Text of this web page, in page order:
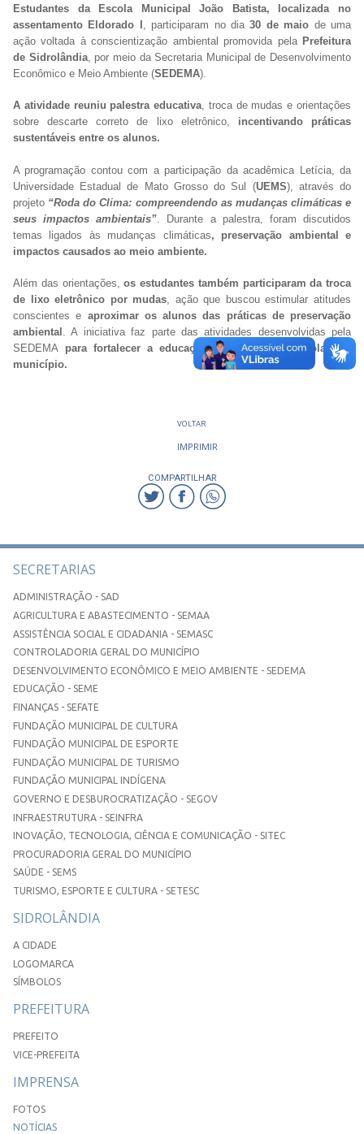
Estudantes da Escola Municipal João Batista, localizada no
assentamento Eldorado I , participaram no dia30 de maio de uma
ação voltada à conscientização ambiental promovida pela Prefeitura
de Sidrolândia, por meio da Secretaria Municipal de Desenvolvimento
Econômico e Meio Ambiente (SEDEMA).
A atividade reuniu palestra educativa, troca de mudas e orientações
sobre descarte correto de lixo eletrônico, incentivando práticas
sustentáveis entre os alunos.
A programação contou com a participação da acadêmica Letícia, da
Universidade Estadual de Mato Grosso do Sul (UEMS), através do
projeto “Roda do Clima: compreendendo as mudanças climáticas e
seus impactos ambientais” . Durante a palestra, foram discutidos
temas ligados às mudanças climáticas, preservação ambiental e
impactos causados ao meio ambiente.
Além das orientações, os estudantes também participaram da troca
de lixo eletrônico por mudas , ação que buscou estimular atitudes
conscientes e aproximar os alunos das práticas de preservação
ambiental
. A iniciativa faz parte das atividades desenvolvidas pela
SEDEMA para fortalecer a educação ambiental nas escolas do
município.
VOLTAR
IMPRIMIR
COMPARTILHAR
SECRETARIAS
ADMINISTRAÇÃO - SAD
AGRICULTURA E ABASTECIMENTO - SEMAA
ASSISTÊNCIA SOCIAL E CIDADANIA - SEMASC
CONTROLADORIA GERAL DO MUNICÍPIO
DESENVOLVIMENTO ECONÔMICO E MEIO AMBIENTE - SEDEMA
EDUCAÇÃO - SEME
FINANÇAS - SEFATE
FUNDAÇÃO MUNICIPAL DE CULTURA
FUNDAÇÃO MUNICIPAL DE ESPORTE
FUNDAÇÃO MUNICIPAL DE TURISMO
FUNDAÇÃO MUNICIPAL INDÍGENA
GOVERNO E DESBUROCRATIZAÇÃO - SEGOV
INFRAESTRUTURA - SEINFRA
INOVAÇÃO, TECNOLOGIA, CIÊNCIA E COMUNICAÇÃO - SITEC
PROCURADORIA GERAL DO MUNICÍPIO
SAÚDE - SEMS
TURISMO, ESPORTE E CULTURA - SETESC
SIDROLÂNDIA
A CIDADE
LOGOMARCA
SÍMBOLOS
PREFEITURA
PREFEITO
VICE-PREFEITA
IMPRENSA
FOTOS
NOTÍCIAS